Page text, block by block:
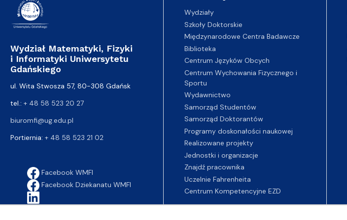
Wydział Matematyki, Fizyki
i Informatyki Uniwersytetu
Gdańskiego
ul. Wita Stwosza 57, 80-308 Gdańsk
tel.: + 48 58 523 20 27
biuromfi@ug.edu.pl
Portiernia: + 48 58 523 21 02
Facebook WMFI
Facebook Dziekanatu WMFI
Wydziały
Szkoły Doktorskie
Międzynarodowe Centra Badawcze
Biblioteka
Centrum Języków Obcych
Centrum Wychowania Fizycznego i
Sportu
Wydawnictwo
Samorząd Studentów
Samorząd Doktorantów
Programy doskonałości naukowej
Realizowane projekty
Jednostki i organizacje
Znajdź pracownika
Uczelnie Fahrenheita
Centrum Kompetencyjne EZD